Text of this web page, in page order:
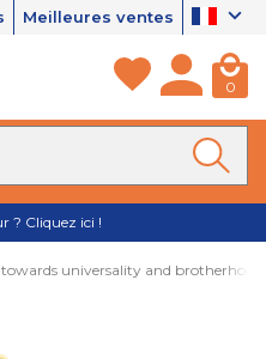
Meilleures ventes
0
? Cliquez ici !
universality and brotherhood